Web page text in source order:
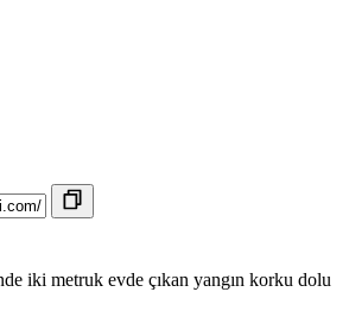
iki metruk evde çıkan yangın korku dolu